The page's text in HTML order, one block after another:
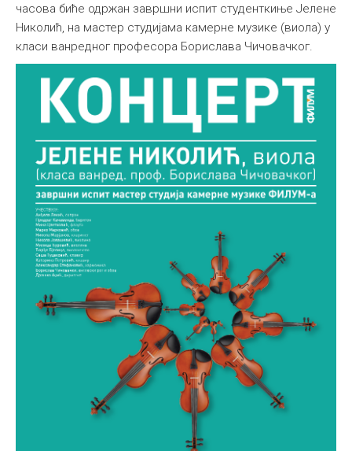
часова биће одржан завршни испит студенткиње Јелене
Николић, на мастер студијама камерне музике (виола) у
класи ванредног професора Борислава Чичовачког.